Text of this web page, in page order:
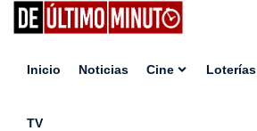
Inicio Noticias Cine Loterías
TV